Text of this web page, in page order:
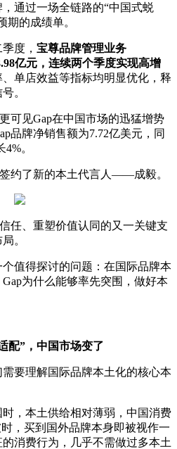
通过一场全链路的“中国式蜕
期的成绩单。
度， 宝尊品牌管理业务
亿元，连续两个季度实现高增
、单店效益等指标均明显优化，释
。
可见Gap在中国市场的迅猛增势
品牌净销售额为7.72亿美元，同
。
约了新的本土代言人——成毅。
任、重塑价值认同的又一关键支
。
值得探讨的问题：在国际品牌本
为什么能够率先突围，做好本
配”，中国市场变了
要理解国际品牌本土化的核心本
，本土供给相对薄弱，中国消费
，买到国外品牌本身即被视作一
消费行为，几乎不需做过多本土